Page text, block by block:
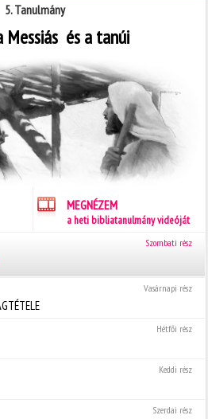
5. Tanulmány
 és a tanúi
MEGNÉZEM
a heti bibliatanulmány videóját
Szombati rész
Vasárnapi rész
Hétfői rész
Keddi rész
Szerdai rész